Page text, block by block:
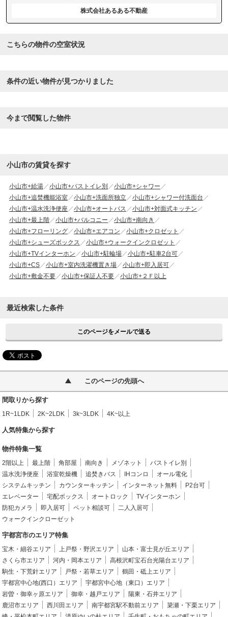
株式会社あるある不動産
こちらの物件の空室状況
条件の近い物件が見つかりました
今まで閲覧した物件
小山市の賃貸を探す
小山市+給湯 小山市+バストイレ別
小山市+シャワー
小山市+追焚機能浴室
小山市+洗面所独立
小山市+シャワー付洗面台
小山市+温水洗浄便座
小山市+オートバス
小山市+対面式キッチン
小山市+最上階
小山市+バルコニー
小山市+南向き
小山市+フローリング
小山市+エアコン
小山市+クロゼット
小山市+シューズボックス
小山市+ウォークインクロゼット
小山市+TVインターホン
小山市+駐輪場
小山市+駐車2台可
小山市+CS
小山市+室内洗濯機置き場
小山市+即入居可
小山市+敷金不要
小山市+保証人不要 小山市+２Ｆ以上
最近検索した条件
このページをメールで送る
このページの先頭へ
間取りから探す
1R~1LDK 2K~2LDK 3k~3LDK 4K~以上
人気特集から探す
物件特集一覧
2階以上 最上階 角部屋 南向き メゾネット
バストイレ別
温水洗浄便座
浴室乾燥機 追焚きバス IHコンロ
オール電化
システムキッチン
カウンターキッチン インターネット無料
P2台可
エレベーター
宅配ボックス オートロック
TVインターホン
防犯カメラ
即入居可 ペット相談可
二人入居可
ウォークインクローゼット
宇都宮市のエリア特集
宝木・細谷エリア 上戸祭・野沢エリア
山本・富士見が丘エリア
さくら市エリア
河内・岡本エリア
高根沢町宝石台光陽台エリア
駒生・下荒針エリア
戸祭・若草エリア
鶴田・砥上エリア
宇都宮中心地(西口）エリア
宇都宮中心地（東口）エリア
岩曽・御幸ヶ原エリア
御幸・越戸エリア
陽東・石井エリア
鹿沼市エリア
西川田エリア 南宇都宮駅不動前エリア
簗瀬・下栗エリア